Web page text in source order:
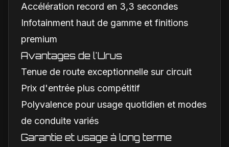
Accélération record en 3,3 secondes
Infotainment haut de gamme et finitions
premium
Avantages de l'Urus
Tenue de route exceptionnelle sur circuit
Prix d'entrée plus compétitif
Polyvalence pour usage quotidien et modes
de conduite variés
Garantie et usage à long terme